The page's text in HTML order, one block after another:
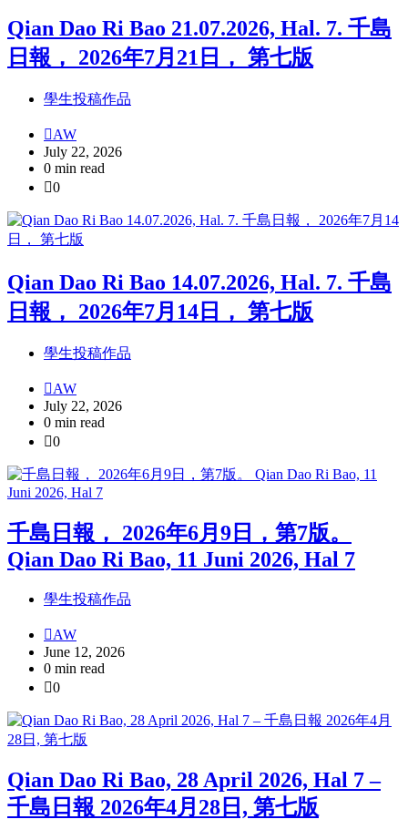
Qian Dao Ri Bao 21.07.2026, Hal. 7. 千島
日報， 2026年7月21日， 第七版
學生投稿作品
AW
July 22, 2026
0 min read
0
Qian Dao Ri Bao 14.07.2026, Hal. 7. 千島
日報， 2026年7月14日， 第七版
學生投稿作品
AW
July 22, 2026
0 min read
0
千島日報， 2026年6月9日，第7版。
Qian Dao Ri Bao, 11 Juni 2026, Hal 7
學生投稿作品
AW
June 12, 2026
0 min read
0
Qian Dao Ri Bao, 28 April 2026, Hal 7 –
千島日報 2026年4月28日, 第七版